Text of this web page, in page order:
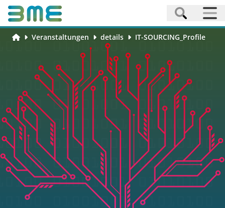
Veranstaltungen details IT-SOURCING_Profile